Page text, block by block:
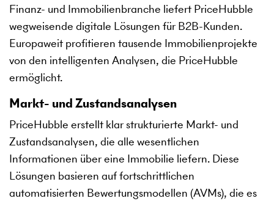
Finanz- und Immobilienbranche liefert PriceHubble
wegweisende digitale Lösungen für B2B-Kunden.
Europaweit profitieren tausende Immobilienprojekte
von den intelligenten Analysen, die PriceHubble
ermöglicht.
Markt- und Zustandsanalysen
PriceHubble erstellt klar strukturierte Markt- und
Zustandsanalysen, die alle wesentlichen
Informationen über eine Immobilie liefern. Diese
Lösungen basieren auf fortschrittlichen
automatisierten Bewertungsmodellen (AVMs), die es